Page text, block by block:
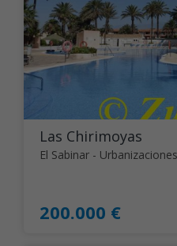
Las Chirimoyas
200.000 €